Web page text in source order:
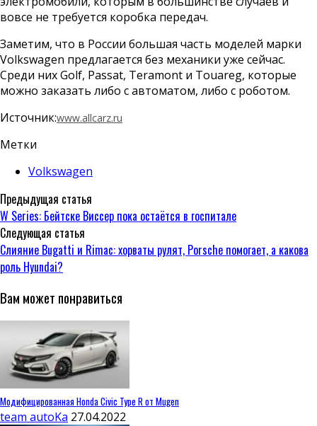
вовсе не требуется коробка передач.
Заметим, что в России большая часть моделей марки
Volkswagen предлагается без механики уже сейчас.
Среди них Golf, Passat, Teramont и Touareg, которые
можно заказать либо с автоматом, либо с роботом.
Источник:www.allcarz.ru
Метки
Volkswagen
Предыдущая статья
W Series: Бейтске Виссер пока остаётся в госпитале
Следующая статья
Слияние Bugatti и Rimac: хорваты рулят, Porsche помогает, а какова
роль Hyundai?
Вам может понравиться
Модифицированная Honda Civic Type R от Mugen
team autoKa 27.04.2022